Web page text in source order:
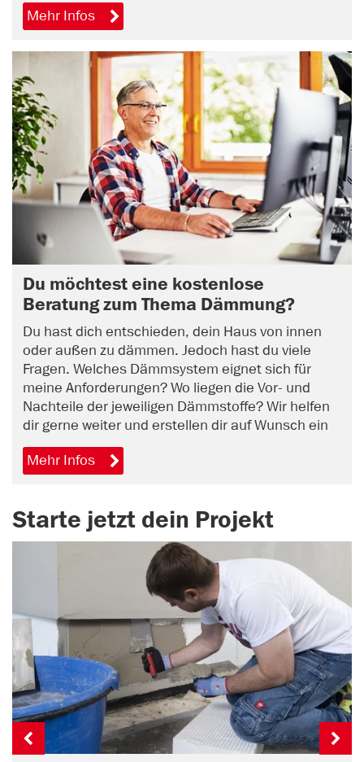
Mehr Infos
Du möchtest eine kostenlose
Beratung zum Thema Dämmung?
Du hast dich entschieden, dein Haus von innen
oder außen zu dämmen. Jedoch hast du viele
Fragen. Welches Dämmsystem eignet sich für
meine Anforderungen? Wo liegen die Vor- und
Nachteile der jeweiligen Dämmstoffe? Wir helfen
dir gerne weiter und erstellen dir auf Wunsch ein
unverbindliches Angebot. Vereinbare jetzt online
einen Beratungstermin.
Mehr Infos
Starte jetzt dein Projekt